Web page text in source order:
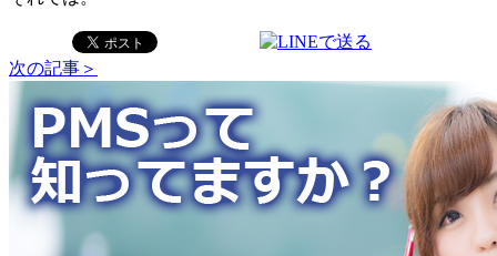
次の記事＞